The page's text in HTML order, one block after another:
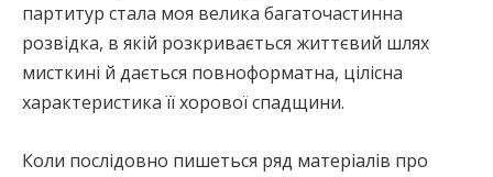
партитур стала моя велика багаточастинна
розвідка, в якій розкривається життєвий шлях
мисткині й дається повноформатна, цілісна
характеристика її хорової спадщини.
Коли послідовно пишеться ряд матеріалів про